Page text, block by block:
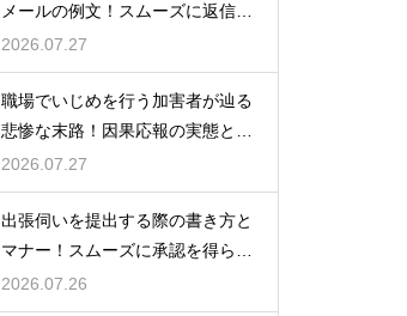
メールの例文！スムーズに返信を
もらう術
2026.07.27
職場でいじめを行う加害者が辿る
悲惨な末路！因果応報の実態と身
の守り方
2026.07.27
出張伺いを提出する際の書き方と
マナー！スムーズに承認を得られ
る例文
2026.07.26